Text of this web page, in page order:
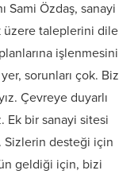
Sami Özdaş, sanayi
üzere taleplerini dile
işlenmesini
sorunları çok. Biz
Çevreye duyarlı
Ek bir sanayi sitesi
Sizlerin desteği için
geldiği için, bizi